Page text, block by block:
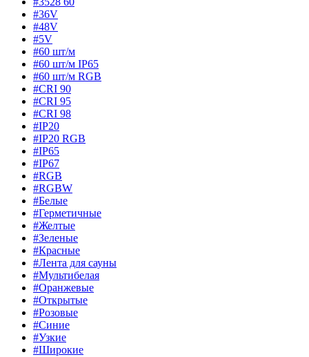
#36V
#48V
#5V
#60 шт/м
#60 шт/м IP65
#60 шт/м RGB
#CRI 90
#CRI 95
#CRI 98
#IP20
#IP20 RGB
#IP65
#IP67
#RGB
#RGBW
#Белые
#Герметичные
#Желтые
#Зеленые
#Красные
#Лента для сауны
#Мультибелая
#Оранжевые
#Открытые
#Розовые
#Синие
#Узкие
#Широкие